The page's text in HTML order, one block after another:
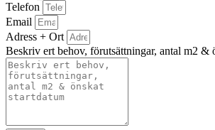
Telefon
Email
Adress + Ort
Beskriv ert behov, förutsättningar, antal m2 &